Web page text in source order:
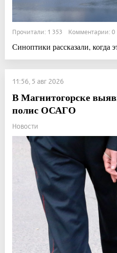
Прочитали: 1 353 Комментарии: 0
Синоптики рассказали, когда
11:56, 5 авг 2026
В Магнитогорске
полис ОСАГО
Новости